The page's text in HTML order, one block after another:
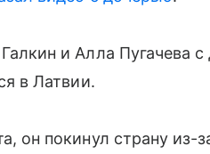
и Алла Пугачева
в Латвии.
он покинул страну из-